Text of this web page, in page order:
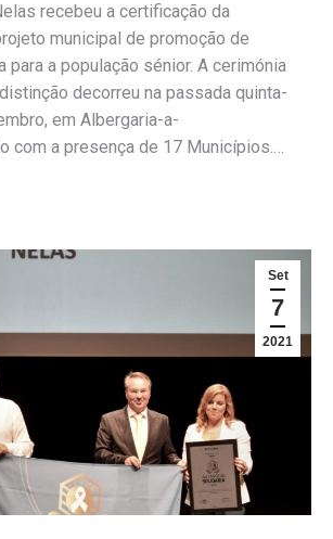
recebeu a certificação da
municipal de promoção de
para a população sénior. A cerimónia
decorreu na passada quinta-
em Albergaria-a-
com a presença de 17 Municípios.…
Set
7
2021